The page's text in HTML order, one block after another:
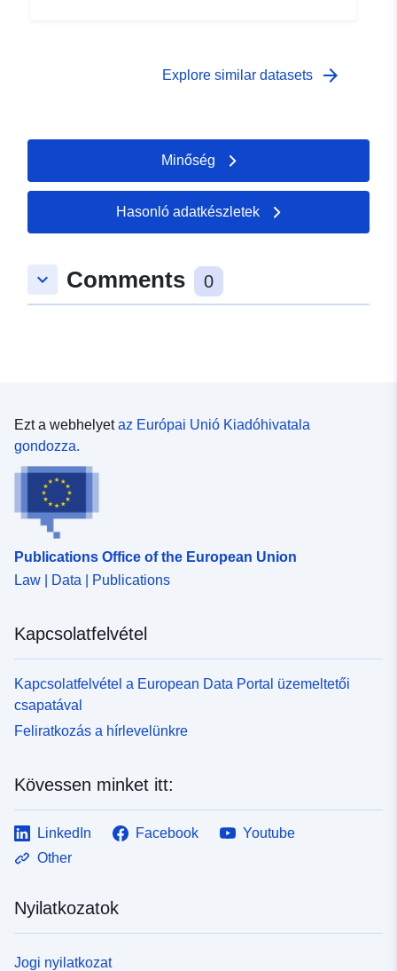
Explore similar datasets arrow_forward
Minőség
Hasonló adatkészletek
keyboard_arrow_down Comments 0
Ezt a webhelyetaz Európai Unió Kiadóhivatala
gondozza.
Publications Office of the European Union
Law | Data | Publications
Kapcsolatfelvétel
Kapcsolatfelvétel a European Data Portal üzemeltetői
csapatával
Feliratkozás a hírlevelünkre
Kövessen minket itt:
LinkedIn Facebook
Youtube
Other
Nyilatkozatok
Jogi nyilatkozat